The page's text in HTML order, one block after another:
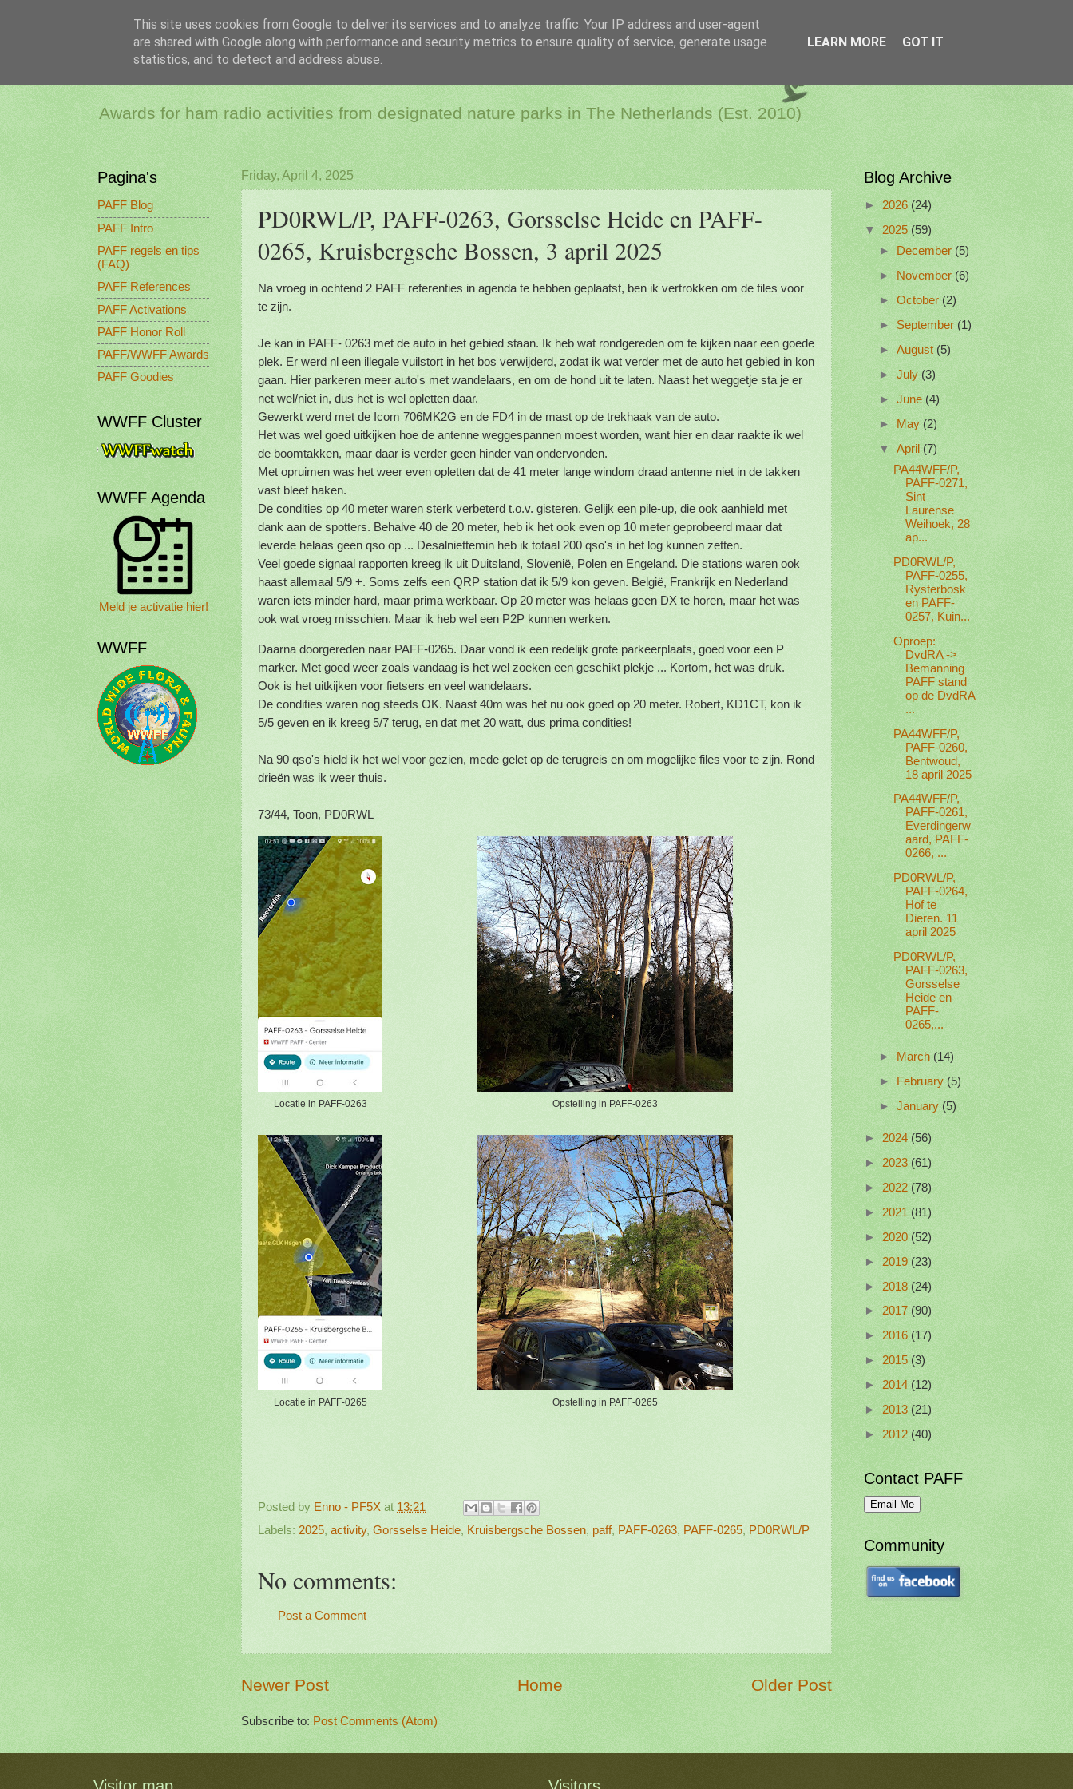
PAFF - Ham Radio & Flora and Fauna Netherlands
Awards for ham radio activities from designated nature parks in The Netherlands (Est. 2010)
Friday, April 4, 2025
PD0RWL/P, PAFF-0263, Gorsselse Heide en PAFF-
0265, Kruisbergsche Bossen, 3 april 2025
Na vroeg in ochtend 2 PAFF referenties in agenda te hebben geplaatst, ben ik vertrokken om de files voor
te zijn.
Je kan in PAFF- 0263 met de auto in het gebied staan. Ik heb wat rondgereden om te kijken naar een goede
plek. Er werd nl een illegale vuilstort in het bos verwijderd, zodat ik wat verder met de auto het gebied in kon
gaan. Hier parkeren meer auto's met wandelaars, en om de hond uit te laten. Naast het weggetje sta je er
net wel/niet in, dus het is wel opletten daar.
Gewerkt werd met de Icom 706MK2G en de FD4 in de mast op de trekhaak van de auto.
Het was wel goed uitkijken hoe de antenne weggespannen moest worden, want hier en daar raakte ik wel
de boomtakken, maar daar is verder geen hinder van ondervonden.
Met opruimen was het weer even opletten dat de 41 meter lange windom draad antenne niet in de takken
vast bleef haken.
De condities op 40 meter waren sterk verbeterd t.o.v. gisteren. Gelijk een pile-up, die ook aanhield met
dank aan de spotters. Behalve 40 de 20 meter, heb ik het ook even op 10 meter geprobeerd maar dat
leverde helaas geen qso op ... Desalniettemin heb ik totaal 200 qso's in het log kunnen zetten.
Veel goede signaal rapporten kreeg ik uit Duitsland, Slovenië, Polen en Engeland. Die stations waren ook
haast allemaal 5/9 +. Soms zelfs een QRP station dat ik 5/9 kon geven. België, Frankrijk en Nederland
waren iets minder hard, maar prima werkbaar. Op 20 meter was helaas geen DX te horen, maar het was
ook wat vroeg misschien. Maar ik heb wel een P2P kunnen werken.
Daarna doorgereden naar PAFF-0265. Daar vond ik een redelijk grote parkeerplaats, goed voor een P
marker. Met goed weer zoals vandaag is het wel zoeken een geschikt plekje ... Kortom, het was druk.
Ook is het uitkijken voor fietsers en veel wandelaars.
De condities waren nog steeds OK. Naast 40m was het nu ook goed op 20 meter. Robert, KD1CT, kon ik
5/5 geven en ik kreeg 5/7 terug, en dat met 20 watt, dus prima condities!
Na 90 qso's hield ik het wel voor gezien, mede gelet op de terugreis en om mogelijke files voor te zijn. Rond
drieën was ik weer thuis.
73/44, Toon, PD0RWL
Locatie in PAFF-0263 Opstelling in PAFF-0263
Locatie in PAFF-0265 Opstelling in PAFF-0265
Posted by Enno - PF5X at 13:21
Labels: 2025, activity, Gorsselse Heide, Kruisbergsche Bossen, paff, PAFF-0263, PAFF-0265, PD0RWL/P
No comments:
Post a Comment
Newer Post Older Post
Home
Subscribe to: Post Comments (Atom)
Pagina's
PAFF Blog
PAFF Intro
PAFF regels en tips
(FAQ)
PAFF References
PAFF Activations
PAFF Honor Roll
PAFF/WWFF Awards
PAFF Goodies
WWFF Cluster
WWFF Agenda
Meld je activatie hier!
WWFF
Blog Archive
► 2026 (24)
▼ 2025 (59)
►
December (5)
►
November (6)
► October (2)
► September (1)
► August (5)
► July (3)
► June (4)
►
May (2)
▼ April (7)
PA44WFF/P,
PAFF-0271,
Sint
Laurense
Weihoek, 28
ap...
PD0RWL/P,
PAFF-0255,
Rysterbosk
en PAFF-
0257, Kuin...
Oproep:
DvdRA ->
Bemanning
PAFF stand
op de DvdRA
...
PA44WFF/P,
PAFF-0260,
Bentwoud,
18 april 2025
PA44WFF/P,
PAFF-0261,
Everdingerw
aard, PAFF-
0266, ...
PD0RWL/P,
PAFF-0264,
Hof te
Dieren. 11
april 2025
PD0RWL/P,
PAFF-0263,
Gorsselse
Heide en
PAFF-
0265,...
► March (14)
►
February (5)
► January (5)
► 2024 (56)
► 2023 (61)
► 2022 (78)
► 2021 (81)
► 2020 (52)
► 2019 (23)
► 2018 (24)
► 2017 (90)
► 2016 (17)
► 2015 (3)
► 2014 (12)
► 2013 (21)
► 2012 (40)
Contact PAFF
Community
This site uses cookies from Google to deliver its services and to analyze traffic. Your IP address and user-agent
are shared with Google along with performance and security metrics to ensure quality of service, generate usage
statistics, and to detect and address abuse.
LEARN MORE GOT IT